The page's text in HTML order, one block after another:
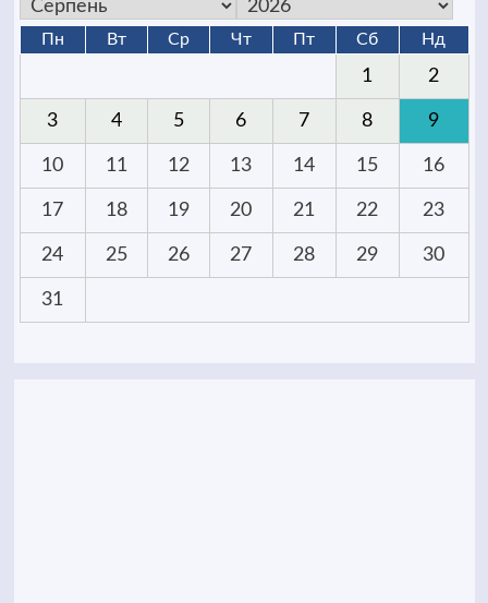
Пн Вт Ср Чт Пт Сб Нд
1 2
3 4 5 6 7 8 9
10 11 12 13 14 15 16
17 18 19 20 21 22 23
24 25 26 27 28 29 30
31